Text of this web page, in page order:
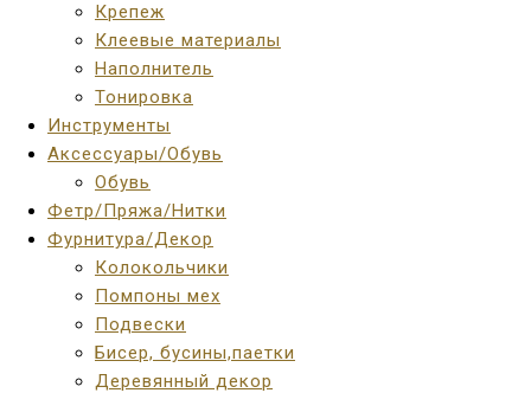
Крепеж
Клеевые материалы
Наполнитель
Тонировка
Инструменты
Аксессуары/Обувь
Обувь
Фетр/Пряжа/Нитки
Фурнитура/Декор
Колокольчики
Помпоны мех
Подвески
Бисер, бусины,паетки
Деревянный декор